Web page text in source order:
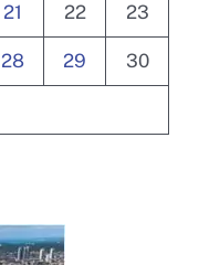
21 22 23
28 29 30